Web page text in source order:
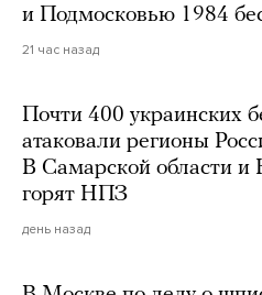
и Подмосковью 1984
21 час назад
Почти 400 украинских
атаковали регионы
В Самарской области и
горят НПЗ
день назад